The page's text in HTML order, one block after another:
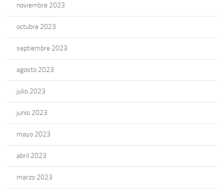
noviembre 2023
octubre 2023
septiembre 2023
agosto 2023
julio 2023
junio 2023
mayo 2023
abril 2023
marzo 2023